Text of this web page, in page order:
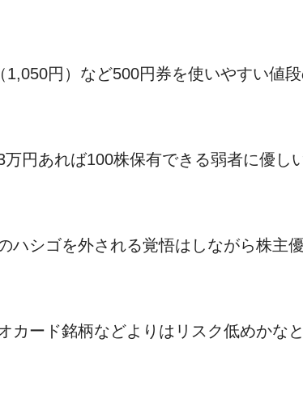
円）など500円券を使いやすい値
円あれば100株保有できる弱者に優し
ハシゴを外される覚悟はしながら株主
カード銘柄などよりはリスク低めかな